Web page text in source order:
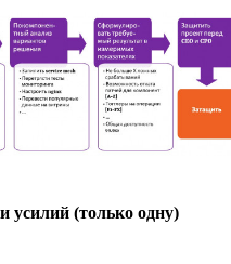
усилий (только одну)